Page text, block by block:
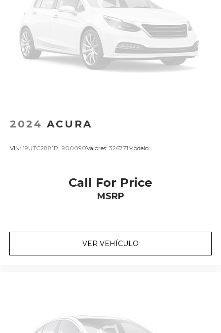
2024 ACURA
VIN: 19UTC2881RL900090Valores: 326771Modelo:
Call For Price
MSRP
VER VEHÍCULO